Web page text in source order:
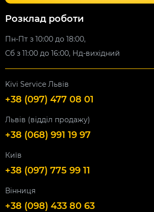
Розклад роботи
Пн-Пт з 10:00 до 18:00,
Сб з 11:00 до 16:00, Нд-вихідний
Kivi Service Львів
+38 (097) 477 08 01
Львів (відділ продажу)
+38 (068) 991 19 97
Київ
+38 (097) 775 99 11
Вінниця
+38 (098) 433 80 63